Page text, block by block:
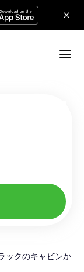
ックのキャビンか